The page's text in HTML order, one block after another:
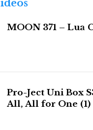
MOON 371 – Lua
Pro-Ject Uni Box
All, All for One (1)